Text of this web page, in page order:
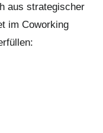
aus strategischer
im Coworking